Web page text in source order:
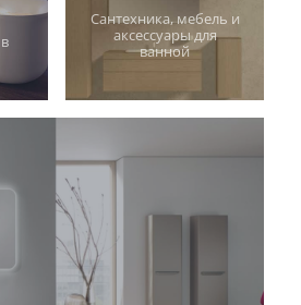
Сантехника, мебель и
аксессуары для
ванной